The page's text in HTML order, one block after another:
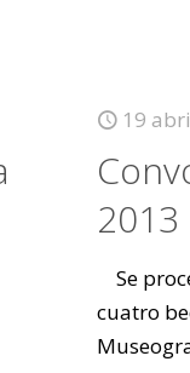
19
2013
Se
cuatro